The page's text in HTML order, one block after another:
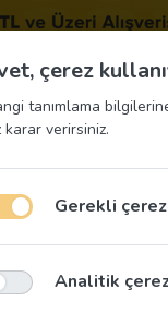
Etiketleri
çerez
tanımlama
karar verirsiniz.
Gerekli
Analitik